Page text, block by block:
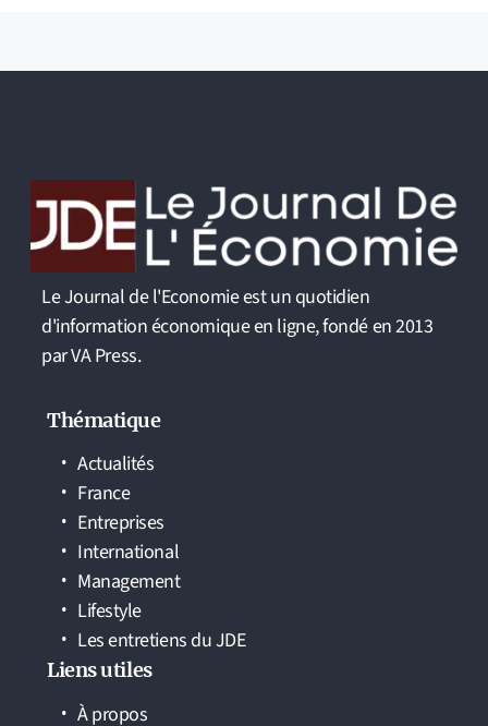
Le Journal de l'Economie est un quotidien
d'information économique en ligne, fondé en 2013
par VA Press.
Thématique
Actualités
France
Entreprises
International
Management
Lifestyle
Les entretiens du JDE
Liens utiles
À propos